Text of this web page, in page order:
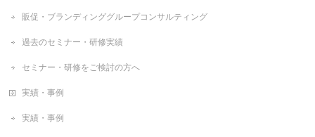
販促・ブランディンググループコンサルティング
過去のセミナー・研修実績
セミナー・研修をご検討の方へ
実績・事例
実績・事例